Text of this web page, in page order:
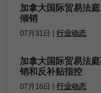
加拿大国际贸易法
倾销
07月31日 | 行业动态
加拿大国际贸易法
销和反补贴指控
07月16日 | 行业动态